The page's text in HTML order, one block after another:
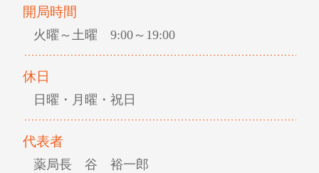
開局時間
火曜～土曜 9:00～19:00
休日
日曜・月曜・祝日
代表者
薬局長 谷 裕一郎